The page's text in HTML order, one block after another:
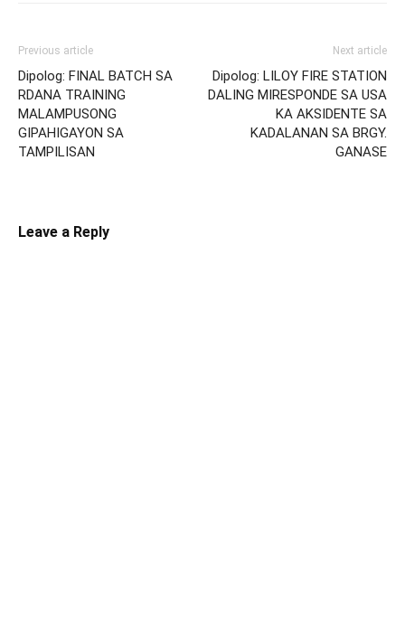
Previous article
Dipolog: FINAL BATCH SA
RDANA TRAINING
MALAMPUSONG
GIPAHIGAYON SA
TAMPILISAN
Next article
Dipolog: LILOY FIRE STATION
DALING MIRESPONDE SA USA
KA AKSIDENTE SA
KADALANAN SA BRGY.
GANASE
Leave a Reply